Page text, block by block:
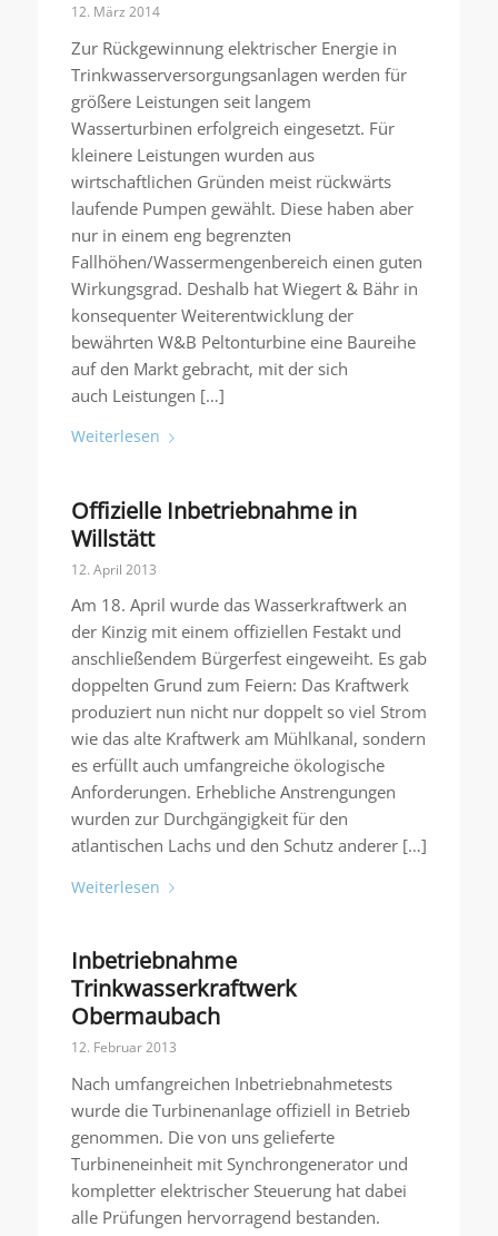
12. März 2014
Zur Rückgewinnung elektrischer Energie in
Trinkwasserversorgungsanlagen werden für
größere Leistungen seit langem
Wasserturbinen erfolgreich eingesetzt. Für
kleinere Leistungen wurden aus
wirtschaftlichen Gründen meist rückwärts
laufende Pumpen gewählt. Diese haben aber
nur in einem eng begrenzten
Fallhöhen/Wassermengenbereich einen guten
Wirkungsgrad. Deshalb hat Wiegert & Bähr in
konsequenter Weiterentwicklung der
bewährten W&B Peltonturbine eine Baureihe
auf den Markt gebracht, mit der sich
auch Leistungen […]
Weiterlesen
Offizielle Inbetriebnahme in
Willstätt
12. April 2013
Am 18. April wurde das Wasserkraftwerk an
der Kinzig mit einem offiziellen Festakt und
anschließendem Bürgerfest eingeweiht. Es gab
doppelten Grund zum Feiern: Das Kraftwerk
produziert nun nicht nur doppelt so viel Strom
wie das alte Kraftwerk am Mühlkanal, sondern
es erfüllt auch umfangreiche ökologische
Anforderungen. Erhebliche Anstrengungen
wurden zur Durchgängigkeit für den
atlantischen Lachs und den Schutz anderer […]
Weiterlesen
Inbetriebnahme
Trinkwasserkraftwerk
Obermaubach
12. Februar 2013
Nach umfangreichen Inbetriebnahmetests
wurde die Turbinenanlage offiziell in Betrieb
genommen. Die von uns gelieferte
Turbineneinheit mit Synchrongenerator und
kompletter elektrischer Steuerung hat dabei
alle Prüfungen hervorragend bestanden.